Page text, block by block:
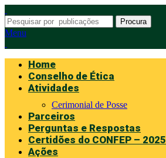
Procura
Menu
Home
Conselho de Ética
Atividades
Cerimonial de Posse
Parceiros
Perguntas e Respostas
Certidões do CONFEP – 2025
Ações